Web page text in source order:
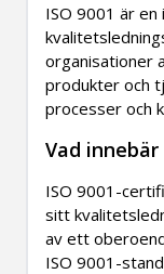
ISO 9001 är
organisationer
produkter och
processer och
Vad
ISO 9001-
sitt
av ett
ISO 9001-